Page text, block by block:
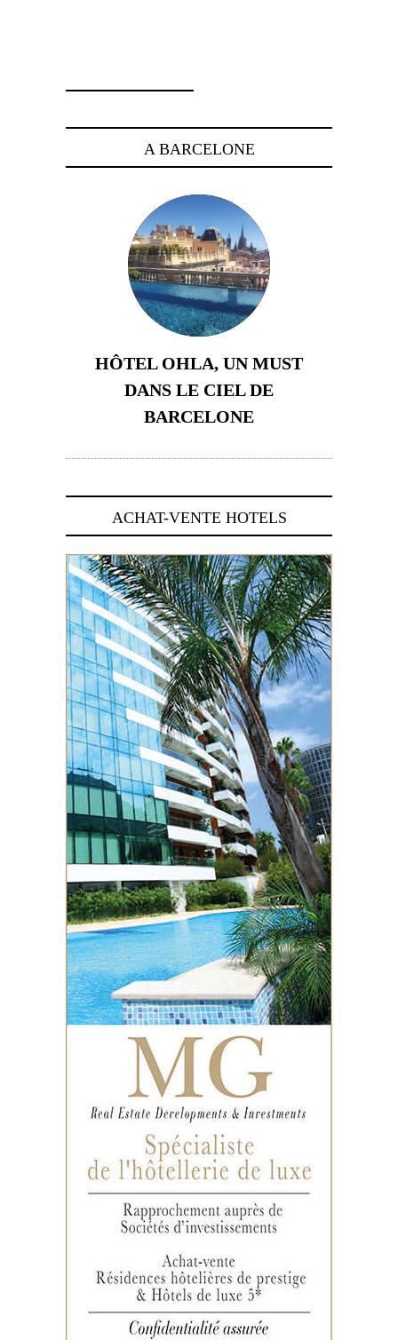
A BARCELONE
HÔTEL OHLA, UN MUST
DANS LE CIEL DE
BARCELONE
ACHAT-VENTE HOTELS